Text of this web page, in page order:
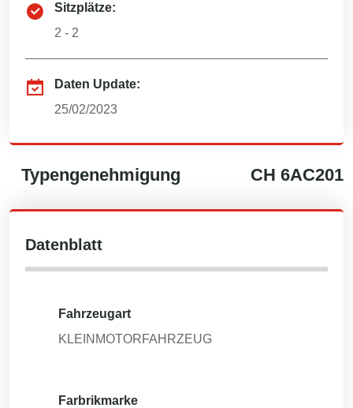
Sitzplätze:
2 - 2
Daten Update:
25/02/2023
Typengenehmigung CH 6AC201
Datenblatt
Fahrzeugart
KLEINMOTORFAHRZEUG
Farbrikmarke